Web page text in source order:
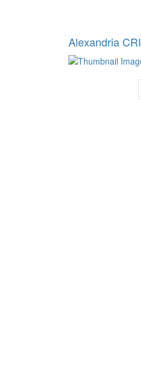
Alexandria